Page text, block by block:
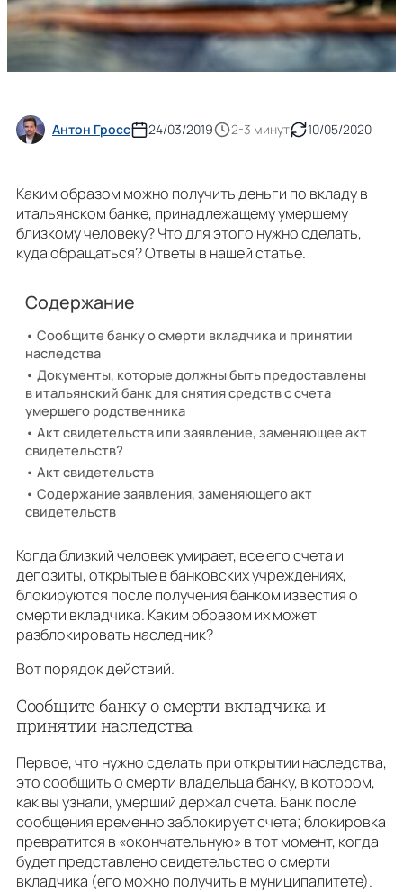
Антон Гросс 24/03/2019 2-3 минут 10/05/2020
Каким образом можно получить деньги по вкладу в
итальянском банке, принадлежащему умершему
близкому человеку? Что для этого нужно сделать,
куда обращаться? Ответы в нашей статье.
Содержание
Сообщите банку о смерти вкладчика и принятии
наследства
Документы, которые должны быть предоставлены
в итальянский банк для снятия средств с счета
умершего родственника
Акт свидетельств или заявление, заменяющее акт
свидетельств?
Акт свидетельств
Содержание заявления, заменяющего акт
свидетельств
Когда близкий человек умирает, все его счета и
депозиты, открытые в банковских учреждениях,
блокируются после получения банком известия о
смерти вкладчика. Каким образом их может
разблокировать наследник?
Вот порядок действий.
Сообщите банку о смерти вкладчика и
принятии наследства
Первое, что нужно сделать при открытии наследства,
это сообщить о смерти владельца банку, в котором,
как вы узнали, умерший держал счета. Банк после
сообщения временно заблокирует счета; блокировка
превратится в «окончательную» в тот момент, когда
будет представлено свидетельство о смерти
вкладчика (его можно получить в муниципалитете).